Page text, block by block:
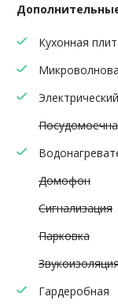
Кухонная
Домофон
Сигнализация
Парковка
Гардеробная